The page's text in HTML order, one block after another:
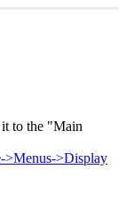
it to the "Main
>Menus->Display